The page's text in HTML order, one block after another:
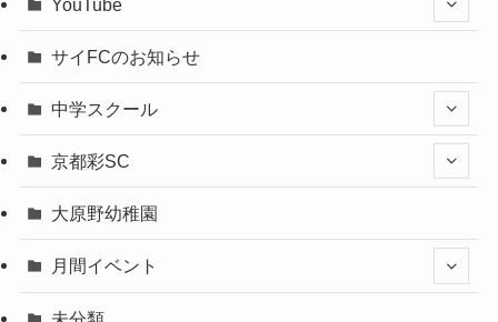
サイFCのお知らせ
中学スクール
京都彩SC
大原野幼稚園
月間イベント